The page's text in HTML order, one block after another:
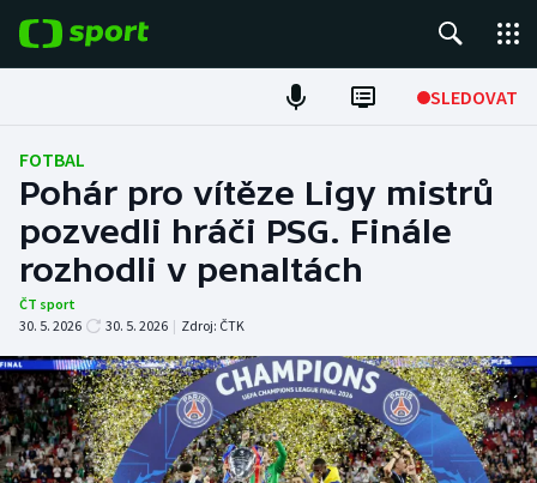
SLEDOVAT
Fotbal
Hokej
Tenis
Atletika
Cyklistika
DALŠÍ SPORTY
FOTBAL
Pohár pro vítěze Ligy mistrů
pozvedli hráči PSG. Finále
rozhodli v penaltách
ČT sport
30. 5. 2026
30. 5. 2026 | Zdroj: ČTK